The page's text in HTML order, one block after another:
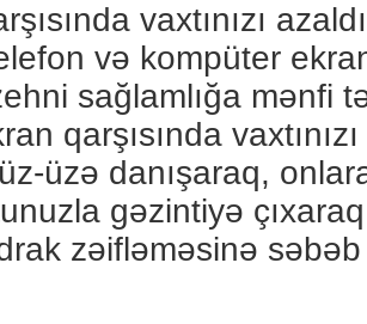
vaxtınızı
və kompüter
sağlamlığa mənfi
qarşısında
üzə danışaraq,
gəzintiyə
zəifləməsinə səbəb